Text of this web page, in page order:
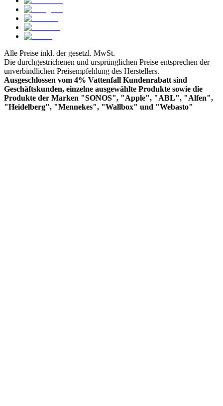
Alle Preise inkl. der gesetzl. MwSt.
Die durchgestrichenen und ursprünglichen Preise entsprechen der
unverbindlichen Preisempfehlung des Herstellers.
Ausgeschlossen vom 4% Vattenfall Kundenrabatt sind
Geschäftskunden, einzelne ausgewählte Produkte sowie die
Produkte der Marken "SONOS", "Apple", "ABL", "Alfen",
"Heidelberg", "Mennekes", "Wallbox" und "Webasto"